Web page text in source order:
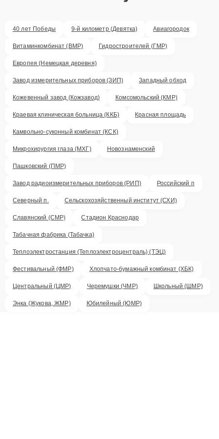
40 лет Победы 9-й километр (Девятка) Авиагородок
Витаминкомбинат (ВМР) Гидростроителей (ГМР)
Европея (Немецкая деревня)
Завод измерительных приборов (ЗИП) Западный обход
Кожевенный завод (Кожзавод) Комсомольский (КМР)
Краевая клиническая больница (ККБ) Красная площадь
Камвольно-суконный комбинат (КСК)
Микрохирургия глаза (МХГ) Новознаменский
Пашковский (ПМР)
Завод радиоизмерительных приборов (РИП) Российский п
Северный п. Сельскохозяйственный институт (СХИ)
Славянский (СМР) Стадион Краснодар
Табачная фабрика (Табачка)
Теплоэлектростанция (Теплоэлектроцентраль) (ТЭЦ)
Фестивальный (ФМР) Хлопчато-бумажный комбинат (ХБК)
Центральный (ЦМР) Черемушки (ЧМР) Школьный (ШМР)
Энка (Жукова, ЖМР) Юбилейный (ЮМР)